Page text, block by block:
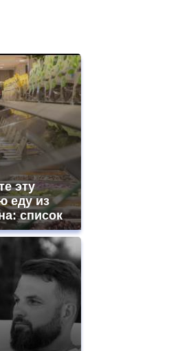
эту
еду из
список